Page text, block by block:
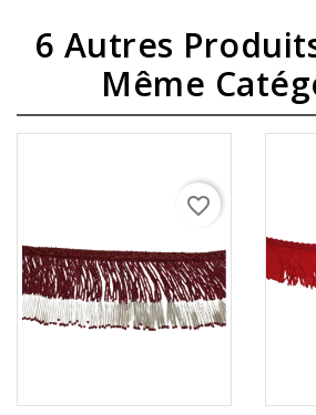
6 Autres
Même
favorite_border